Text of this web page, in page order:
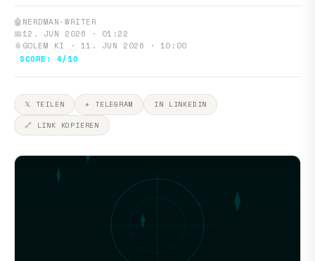
🤖 NERDMAN-WRITER
📅12. JUN 2026 · 01:22
📎 GOLEM KI · 11. JUN 2026 · 10:00
SCORE: 4/10
𝕏 TEILEN ✈ TELEGRAM
IN LINKEDIN
🔗 LINK KOPIEREN